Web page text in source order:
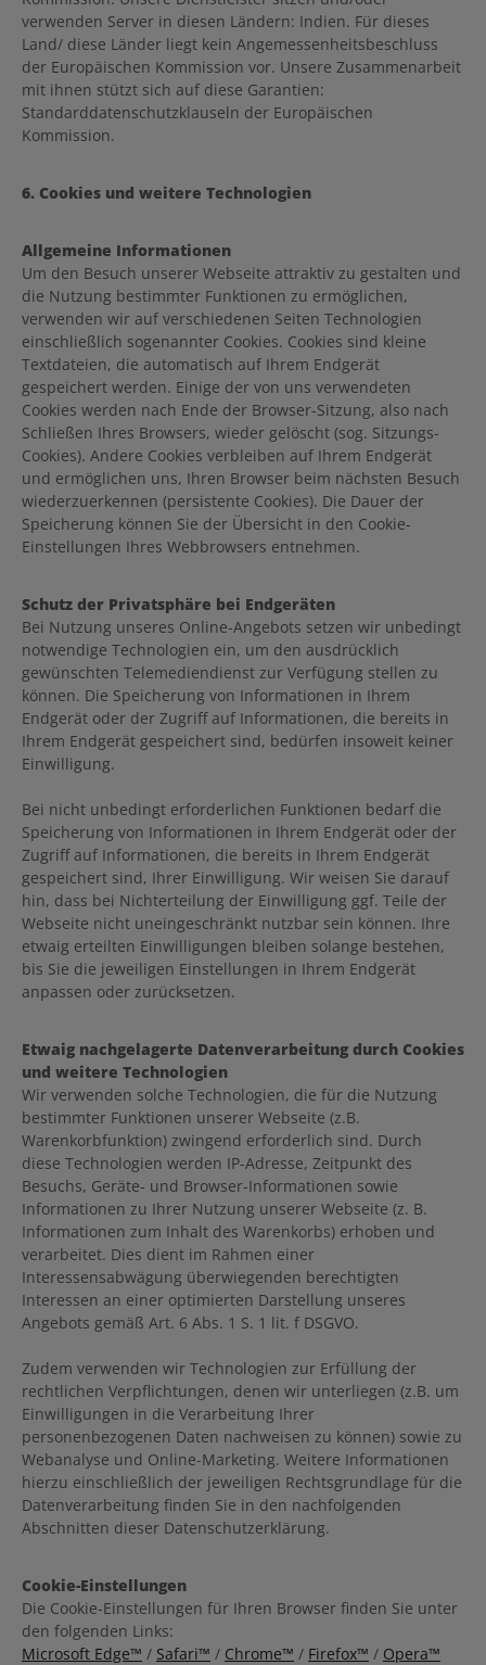
verwenden Server in diesen Ländern: Indien. Für dieses
Land/ diese Länder liegt kein Angemessenheitsbeschluss
der Europäischen Kommission vor. Unsere Zusammenarbeit
mit ihnen stützt sich auf diese Garantien:
Standarddatenschutzklauseln der Europäischen
Kommission.
6. Cookies und weitere Technologien
Allgemeine Informationen
Um den Besuch unserer Webseite attraktiv zu gestalten und
die Nutzung bestimmter Funktionen zu ermöglichen,
verwenden wir auf verschiedenen Seiten Technologien
einschließlich sogenannter Cookies. Cookies sind kleine
Textdateien, die automatisch auf Ihrem Endgerät
gespeichert werden. Einige der von uns verwendeten
Cookies werden nach Ende der Browser-Sitzung, also nach
Schließen Ihres Browsers, wieder gelöscht (sog. Sitzungs-
Cookies). Andere Cookies verbleiben auf Ihrem Endgerät
und ermöglichen uns, Ihren Browser beim nächsten Besuch
wiederzuerkennen (persistente Cookies). Die Dauer der
Speicherung können Sie der Übersicht in den Cookie-
Einstellungen Ihres Webbrowsers entnehmen.
Schutz der Privatsphäre bei Endgeräten
Bei Nutzung unseres Online-Angebots setzen wir unbedingt
notwendige Technologien ein, um den ausdrücklich
gewünschten Telemediendienst zur Verfügung stellen zu
können. Die Speicherung von Informationen in Ihrem
Endgerät oder der Zugriff auf Informationen, die bereits in
Ihrem Endgerät gespeichert sind, bedürfen insoweit keiner
Einwilligung.
Bei nicht unbedingt erforderlichen Funktionen bedarf die
Speicherung von Informationen in Ihrem Endgerät oder der
Zugriff auf Informationen, die bereits in Ihrem Endgerät
gespeichert sind, Ihrer Einwilligung. Wir weisen Sie darauf
hin, dass bei Nichterteilung der Einwilligung ggf. Teile der
Webseite nicht uneingeschränkt nutzbar sein können. Ihre
etwaig erteilten Einwilligungen bleiben solange bestehen,
bis Sie die jeweiligen Einstellungen in Ihrem Endgerät
anpassen oder zurücksetzen.
Etwaig nachgelagerte Datenverarbeitung durch Cookies
und weitere Technologien
Wir verwenden solche Technologien, die für die Nutzung
bestimmter Funktionen unserer Webseite (z.B.
Warenkorbfunktion) zwingend erforderlich sind. Durch
diese Technologien werden IP-Adresse, Zeitpunkt des
Besuchs, Geräte- und Browser-Informationen sowie
Informationen zu Ihrer Nutzung unserer Webseite (z. B.
Informationen zum Inhalt des Warenkorbs) erhoben und
verarbeitet. Dies dient im Rahmen einer
Interessensabwägung überwiegenden berechtigten
Interessen an einer optimierten Darstellung unseres
Angebots gemäß Art. 6 Abs. 1 S. 1 lit. f DSGVO.
Zudem verwenden wir Technologien zur Erfüllung der
rechtlichen Verpflichtungen, denen wir unterliegen (z.B. um
Einwilligungen in die Verarbeitung Ihrer
personenbezogenen Daten nachweisen zu können) sowie zu
Webanalyse und Online-Marketing. Weitere Informationen
hierzu einschließlich der jeweiligen Rechtsgrundlage für die
Datenverarbeitung finden Sie in den nachfolgenden
Abschnitten dieser Datenschutzerklärung.
Cookie-Einstellungen
Die Cookie-Einstellungen für Ihren Browser finden Sie unter
den folgenden Links:
Microsoft Edge™ / Safari™ / Chrome™ / Firefox™ / Opera™